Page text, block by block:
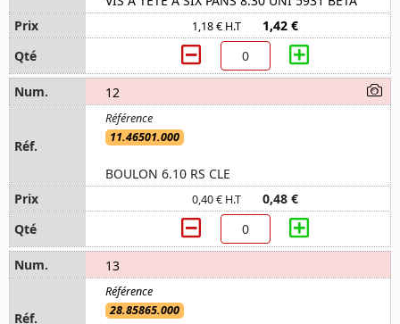
1,18 € H.T 1,42 €
12
11.46501.000
BOULON 6.10 RS CLE
0,40 € H.T 0,48 €
13
28.85865.000